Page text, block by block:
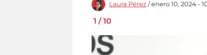
Laura Pérez / enero 10, 2024 -
1 /10